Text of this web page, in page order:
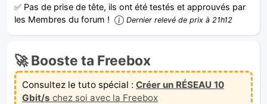
✅ Pas de prise de tête, ils ont été testés et approuvés par
les Membres du forum !
Dernier relevé de prix à 21h12
🚀 Booste ta Freebox
Consultez le tuto spécial : Créer un RÉSEAU 10
Gbit/s chez soi avec la Freebox